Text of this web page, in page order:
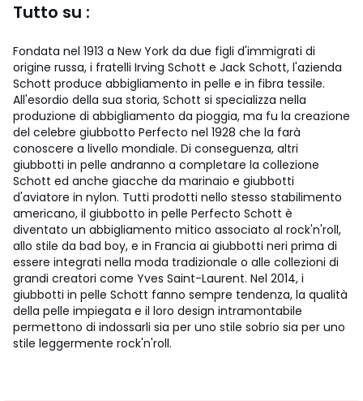
Tutto su :
Fondata nel 1913 a New York da due figli d'immigrati di
origine russa, i fratelli Irving Schott e Jack Schott, l'azienda
Schott produce abbigliamento in pelle e in fibra tessile.
All'esordio della sua storia, Schott si specializza nella
produzione di abbigliamento da pioggia, ma fu la creazione
del celebre giubbotto Perfecto nel 1928 che la farà
conoscere a livello mondiale. Di conseguenza, altri
giubbotti in pelle andranno a completare la collezione
Schott ed anche giacche da marinaio e giubbotti
d'aviatore in nylon. Tutti prodotti nello stesso stabilimento
americano, il giubbotto in pelle Perfecto Schott è
diventato un abbigliamento mitico associato al rock'n'roll,
allo stile da bad boy, e in Francia ai giubbotti neri prima di
essere integrati nella moda tradizionale o alle collezioni di
grandi creatori come Yves Saint-Laurent. Nel 2014, i
giubbotti in pelle Schott fanno sempre tendenza, la qualità
della pelle impiegata e il loro design intramontabile
permettono di indossarli sia per uno stile sobrio sia per uno
stile leggermente rock'n'roll.